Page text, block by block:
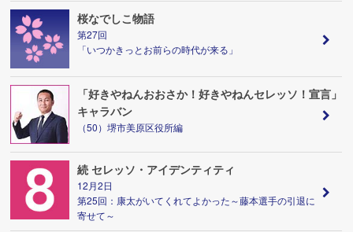
桜なでしこ物語
第27回
「いつかきっとお前らの時代が来る」
「好きやねんおおさか！好きやねんセレッソ！宣言」
キャラバン
（50）堺市美原区役所編
続 セレッソ・アイデンティティ
12月2日
第25回：康太がいてくれてよかった～藤本選手の引退に
寄せて～